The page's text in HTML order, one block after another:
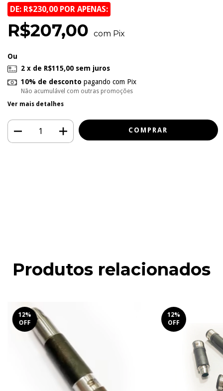
DE: R$230,00 POR APENAS:
R$207,00 com Pix
Ou
2 x de R$115,00 sem juros
10% de desconto pagando com Pix
Não acumulável com outras promoções
Ver mais detalhes
Produtos relacionados
12%
OFF
12%
OFF